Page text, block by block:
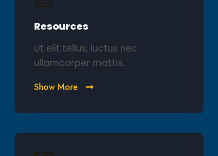
Resources
Ut elit tellus, luctus nec
ullamcorper mattis.
Show More